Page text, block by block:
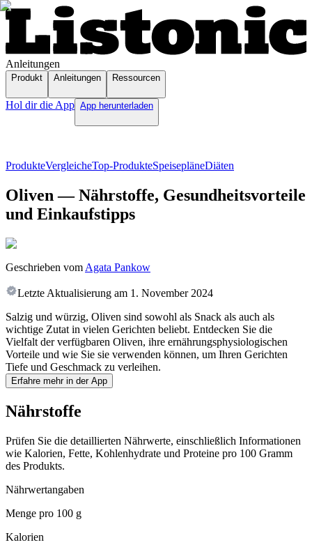
Anleitungen
Produkt Anleitungen Ressourcen
Hol dir die App App herunterladen
ProdukteVergleicheTop-ProdukteSpeisepläneDiäten
Oliven — Nährstoffe, Gesundheitsvorteile
und Einkaufstipps
Geschrieben vom Agata Pankow
Letzte Aktualisierung am 1. November 2024
Salzig und würzig, Oliven sind sowohl als Snack als auch als
wichtige Zutat in vielen Gerichten beliebt. Entdecken Sie die
Vielfalt der verfügbaren Oliven, ihre ernährungsphysiologischen
Vorteile und wie Sie sie verwenden können, um Ihren Gerichten
Tiefe und Geschmack zu verleihen.
Erfahre mehr in der App
Nährstoffe
Prüfen Sie die detaillierten Nährwerte, einschließlich Informationen
wie Kalorien, Fette, Kohlenhydrate und Proteine pro 100 Gramm
des Produkts.
Nährwertangaben
Menge pro 100 g
Kalorien